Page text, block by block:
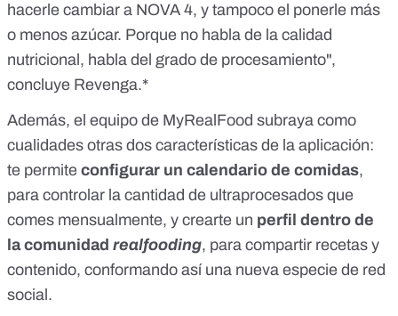
hacerle cambiar a NOVA 4, y tampoco el ponerle más
o menos azúcar. Porque no habla de la calidad
nutricional, habla del grado de procesamiento",
concluye Revenga.*
Además, el equipo de MyRealFood subraya como
cualidades otras dos características de la aplicación:
te permite configurar un calendario de comidas,
para controlar la cantidad de ultraprocesados que
comes mensualmente, y crearte un perfil dentro de
la comunidad realfooding, para compartir recetas y
contenido, conformando así una nueva especie de red
social.